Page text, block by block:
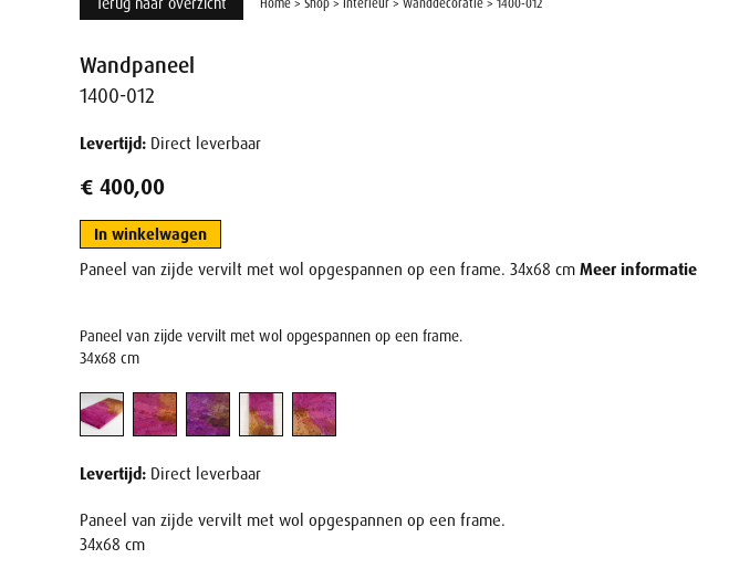
Home > Shop > Interieur > Wanddecoratie > 1400-012
Wandpaneel
1400-012
Levertijd: Direct leverbaar
€ 400,00
In winkelwagen
Paneel van zijde vervilt met wol opgespannen op een frame. 34x68 cm Meer informatie
Paneel van zijde vervilt met wol opgespannen op een frame.
34x68 cm
Levertijd: Direct leverbaar
Paneel van zijde vervilt met wol opgespannen op een frame.
34x68 cm